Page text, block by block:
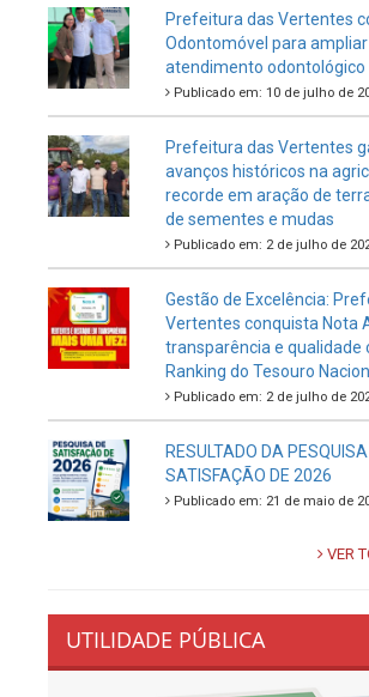
Prefeitura das Vertentes
Odontomóvel para ampliar
atendimento odontológico
Publicado em: 10 de julho de
Prefeitura das Vertentes
avanços históricos na
recorde em aração de
de sementes e mudas
Publicado em: 2 de julho de
Gestão de Excelência:
Vertentes conquista Nota
transparência e qualidade
Ranking do Tesouro
Publicado em: 2 de julho de
RESULTADO DA PESQUISA
SATISFAÇÃO DE 2026
Publicado em: 21 de maio de
VER
UTILIDADE PÚBLICA